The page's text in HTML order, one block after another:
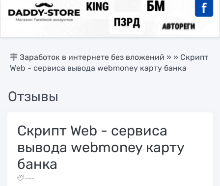
Заработок в интернете без вложений » » Скрипт
Web - сервиса вывода webmoney карту банка
Отзывы
Скрипт Web - сервиса
вывода webmoney карту
банка
---